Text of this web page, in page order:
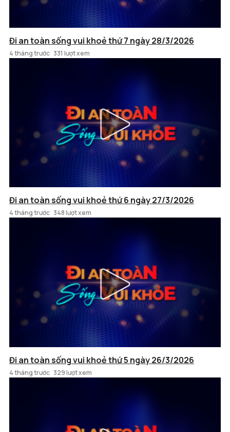
Đi an toàn sống vui khoẻ thứ 7 ngày 28/3/2026
4 tháng trước 331 lượt xem
Đi an toàn sống vui khoẻ thứ 6 ngày 27/3/2026
4 tháng trước 348 lượt xem
Đi an toàn sống vui khoẻ thứ 5 ngày 26/3/2026
4 tháng trước 329 lượt xem